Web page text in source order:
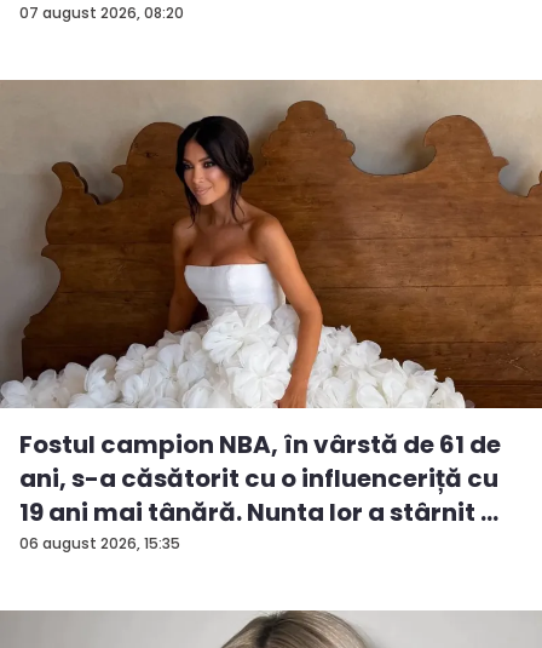
07 august 2026, 08:20
06 august 2026, 15:35
Fostul campion NBA, în vârstă de 61 de
ani, s-a căsătorit cu o influenceriță cu
19 ani mai tânără. Nunta lor a stârnit ...